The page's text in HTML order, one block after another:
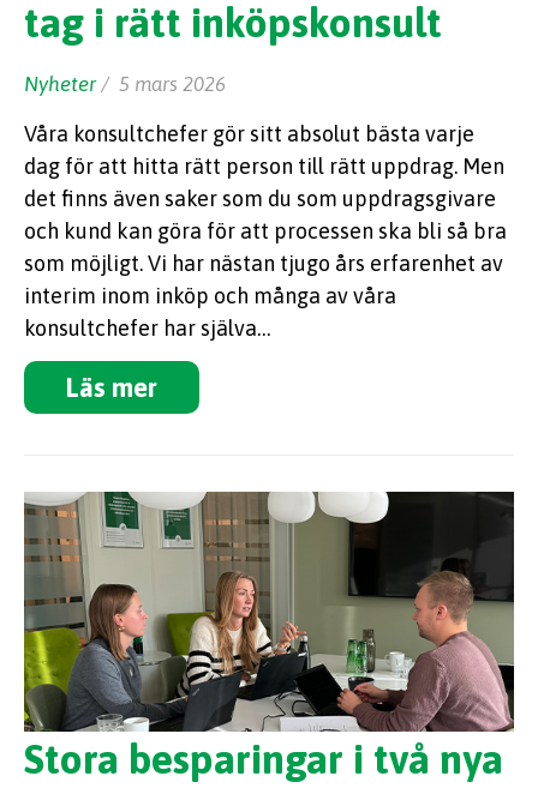
tag i rätt inköpskonsult
Nyheter / 5 mars 2026
Våra konsultchefer gör sitt absolut bästa varje
dag för att hitta rätt person till rätt uppdrag. Men
det finns även saker som du som uppdragsgivare
och kund kan göra för att processen ska bli så bra
som möjligt. Vi har nästan tjugo års erfarenhet av
interim inom inköp och många av våra
konsultchefer har själva…
Läs mer
Stora besparingar i två nya